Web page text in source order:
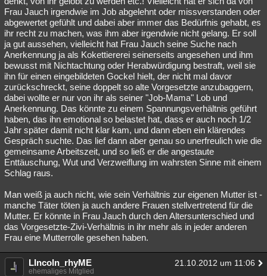
Frau Jauch irgendwie im Job abgelehnt oder missverstanden oder
abgewertet gefühlt und dabei aber immer das Bedürfnis gehabt, es
ihr recht zu machen, was ihm aber irgendwie nicht gelang. Er soll
ja gut aussehen, vielleicht hat Frau Jauch seine Suche nach
Anerkennung ja als Kokettiererei seinerseits angesehen und ihm
bewusst mit Nichtachtung oder Herabwürdigung bestraft, weil sie
ihn für einen eingebildeten Gockel hielt, der nicht mal davor
zurückschreckt, seine doppelt so alte Vorgesetzte anzubaggern,
dabei wollte er nur von ihr als seiner "Job-Mama" Lob und
Anerkennung. Das könnte zu einem Spannungsverhältnis geführt
haben, das ihn emotional so belastet hat, dass er auch noch 1/2
Jahr später damit nicht klar kam, und dann eben ein klärendes
Gespräch suchte. Das lief dann aber genau so unerfreulich wie die
gemeinsame Arbeitszeit, und so ließ er die angestaute
Enttäuschung, Wut und Verzweiflung im wahrsten Sinne mit einem
Schlag raus.
Man weiß ja auch nicht, wie sein Verhältnis zur eigenen Mutter ist -
manche Täter töten ja auch andere Frauen stellvertretend für die
Mutter. Er könnte in Frau Jauch durch den Altersunterschied und
das Vorgesetzte-Zivi-Verhältnis in ihr mehr als in jeder anderen
Frau eine Mutterrolle gesehen haben.
LIncoln_rhyME 21.10.2012 um 11:06
ehemaliges Mitglied